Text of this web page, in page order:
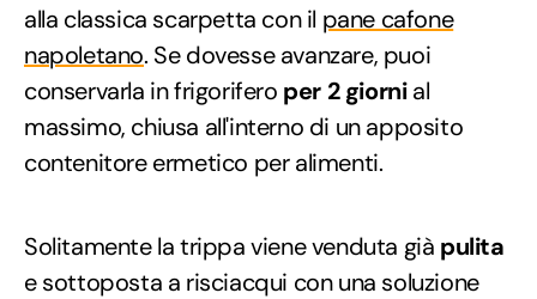
alla classica scarpetta con il pane cafone
napoletano. Se dovesse avanzare, puoi
conservarla in frigorifero per 2 giornial
massimo, chiusa all'interno di un apposito
contenitore ermetico per alimenti.
Solitamente la trippa viene venduta già pulita
e sottoposta a risciacqui con una soluzione